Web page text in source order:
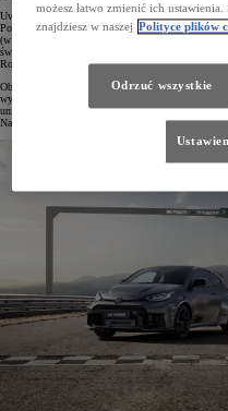
Uwagę zwracają dwie limitowane wersje specjalne
Powstały one z inicjatywy Akio Toyody
(w rajdach i wyścigach startuje on pod
świata w barwach TOYOTA GAZOO Racing
Rovanperę.
Obie wersje specjalne GR Yarisa zostały
wyposażenie jest tożsame z wersją Dynamic z
unikalne modyfikacje. Auta powstały w ściśle
Na rynek europejski przeznaczono 200 aut.
możesz łatwo zmienić ich
znajdziesz w naszej Polityce plików
Odrzuć wszystkie